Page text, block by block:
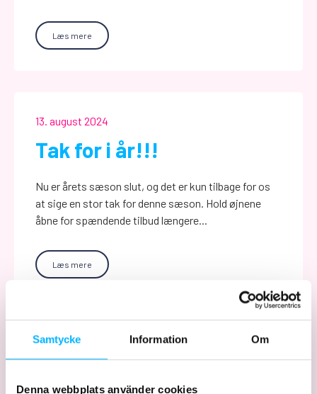
Samtycke Information Om
Denna webbplats använder cookies
Læs mere
13. august 2024
Tak for i år!!!
Nu er årets sæson slut, og det er kun tilbage for os
at sige en stor tak for denne sæson. Hold øjnene
åbne for spændende tilbud længere...
Læs mere
11. august 2024